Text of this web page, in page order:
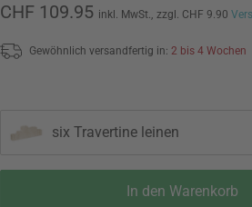
CHF 109.95 inkl. MwSt., zzgl. CHF 9.90
Gewöhnlich versandfertig in: 2 bis 4 Wochen
six Travertine leinen
In den Warenkorb